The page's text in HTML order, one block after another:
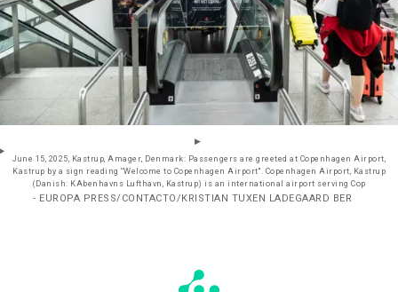
June 15, 2025, Kastrup, Amager, Denmark: Passengers are greeted at Copenhagen Airport,
Kastrup by a sign reading ''Welcome to Copenhagen Airport''. Copenhagen Airport, Kastrup
(Danish: KAbenhavns Lufthavn, Kastrup) is an international airport serving Cop
- EUROPA PRESS/CONTACTO/KRISTIAN TUXEN LADEGAARD BER